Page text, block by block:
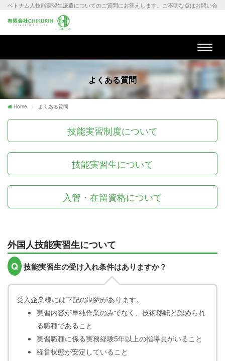
ベトナム人技能実習生派遣についてのご質問にお答えします。ご不明な点はお問い合
よくある質問
Home よくある質問
技能実習制度について
技能実習生について
入管・在留資格について
外国人技能実習生について
Q 技能実習生の受け入れ条件はありますか？
受入企業様には下記の制約があります。
実習内容が単純作業のみでなく、技術移転と認められ
る職種であること
実習職種に係る実務経験5年以上の指導員がいること
経営状態が安定していること